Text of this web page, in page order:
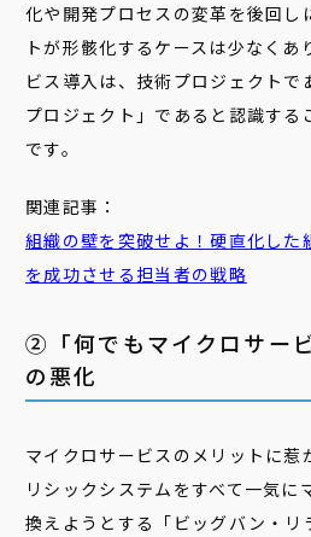
化や開発プロセスの変革を後回し
トが形骸化するケースは少なくあ
ビス導入は、技術プロジェクトで
プロジェクト」であると認識する
です。
関連記事：
組織の壁を突破せよ！硬直化した
を成功させる担当者の戦略
②「何でもマイクロサー
の悪化
マイクロサービスのメリットに惹
リシックシステムをすべて一気に
換えようとする「ビッグバン・リ